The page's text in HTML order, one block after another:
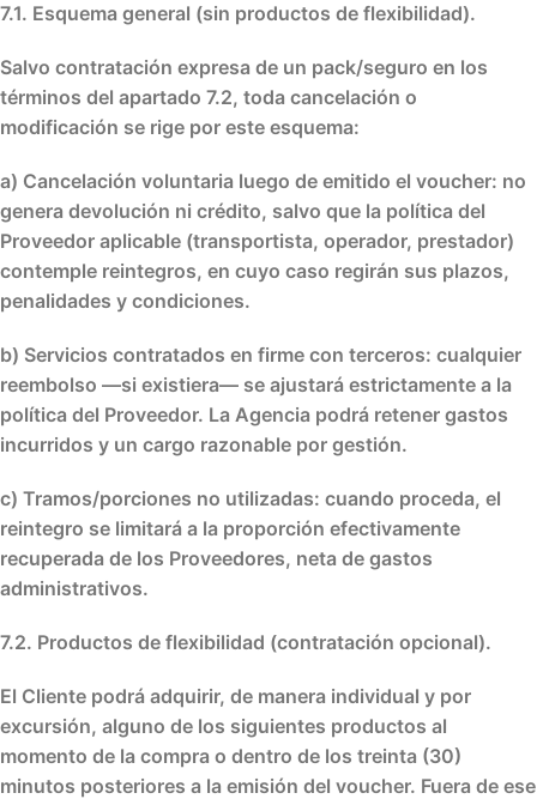
7.1. Esquema general (sin productos de flexibilidad).
Salvo contratación expresa de un pack/seguro en los
términos del apartado 7.2, toda cancelación o
modificación se rige por este esquema:
a) Cancelación voluntaria luego de emitido el voucher: no
genera devolución ni crédito, salvo que la política del
Proveedor aplicable (transportista, operador, prestador)
contemple reintegros, en cuyo caso regirán sus plazos,
penalidades y condiciones.
b) Servicios contratados en firme con terceros: cualquier
reembolso —si existiera— se ajustará estrictamente a la
política del Proveedor. La Agencia podrá retener gastos
incurridos y un cargo razonable por gestión.
c) Tramos/porciones no utilizadas: cuando proceda, el
reintegro se limitará a la proporción efectivamente
recuperada de los Proveedores, neta de gastos
administrativos.
7.2. Productos de flexibilidad (contratación opcional).
El Cliente podrá adquirir, de manera individual y por
excursión, alguno de los siguientes productos al
momento de la compra o dentro de los treinta (30)
minutos posteriores a la emisión del voucher. Fuera de ese